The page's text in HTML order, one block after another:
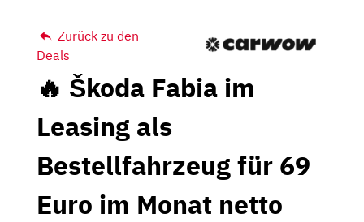
Zurück zu den
Deals
🔥 Škoda Fabia im
Leasing als
Bestellfahrzeug für 69
Euro im Monat netto